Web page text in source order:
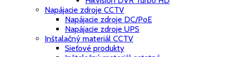
Napájacie zdroje CCTV
Napájacie zdroje DC/PoE
Napájacie zdroje UPS
Inštalačný materiál CCTV
Sieťové produkty